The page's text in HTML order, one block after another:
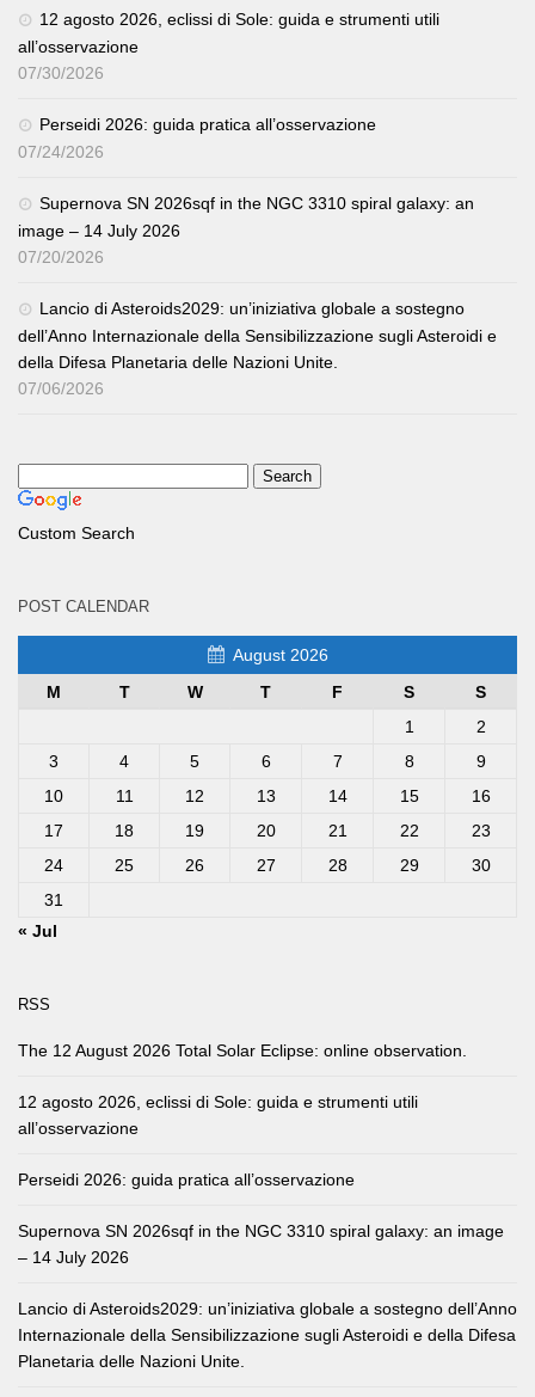
12 agosto 2026, eclissi di Sole: guida e strumenti utili
all’osservazione
07/30/2026
Perseidi 2026: guida pratica all’osservazione
07/24/2026
Supernova SN 2026sqf in the NGC 3310 spiral galaxy: an
image – 14 July 2026
07/20/2026
Lancio di Asteroids2029: un’iniziativa globale a sostegno
dell’Anno Internazionale della Sensibilizzazione sugli Asteroidi e
della Difesa Planetaria delle Nazioni Unite.
07/06/2026
Custom Search
POST CALENDAR
August 2026
M
T W T F S
S
1
2
3
4 5 6 7 8
9
10
11 12 13 14 15
16
17
18 19 20 21 22
23
24
25 26 27 28 29
30
31
« Jul
RSS
The 12 August 2026 Total Solar Eclipse: online observation.
12 agosto 2026, eclissi di Sole: guida e strumenti utili
all’osservazione
Perseidi 2026: guida pratica all’osservazione
Supernova SN 2026sqf in the NGC 3310 spiral galaxy: an image
– 14 July 2026
Lancio di Asteroids2029: un’iniziativa globale a sostegno dell’Anno
Internazionale della Sensibilizzazione sugli Asteroidi e della Difesa
Planetaria delle Nazioni Unite.